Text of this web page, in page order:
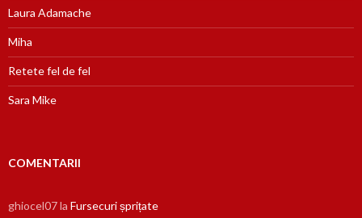
Laura Adamache
Miha
Retete fel de fel
Sara Mike
COMENTARII
ghiocel07la Fursecuri șprițate